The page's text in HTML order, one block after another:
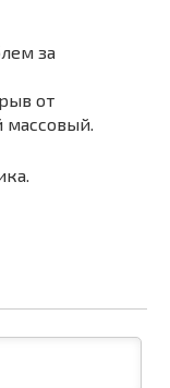
за
от
массовый.